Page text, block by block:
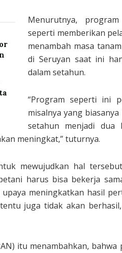
Menurutnya,
seperti memberikan
menambah masa
di Seruyan saat ini
dalam setahun.
“Program seperti ini
misalnya yang
setahun menjadi
meningkat,” tuturnya.
mewujudkan hal
harus bisa bekerja
meningkatkan hasil
juga tidak akan
itu menambahkan,